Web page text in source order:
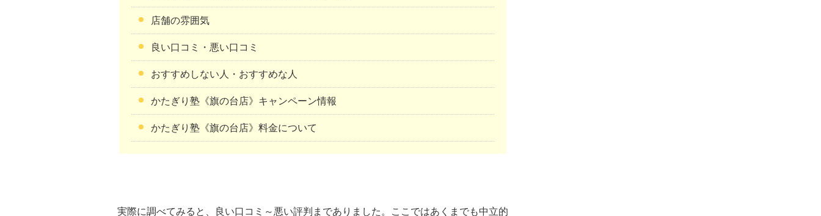
店舗の雰囲気
良い口コミ・悪い口コミ
おすすめしない人・おすすめな人
かたぎり塾《旗の台店》キャンペーン情報
かたぎり塾《旗の台店》料金について
実際に調べてみると、良い口コミ～悪い評判までありました。ここではあくまでも中立的